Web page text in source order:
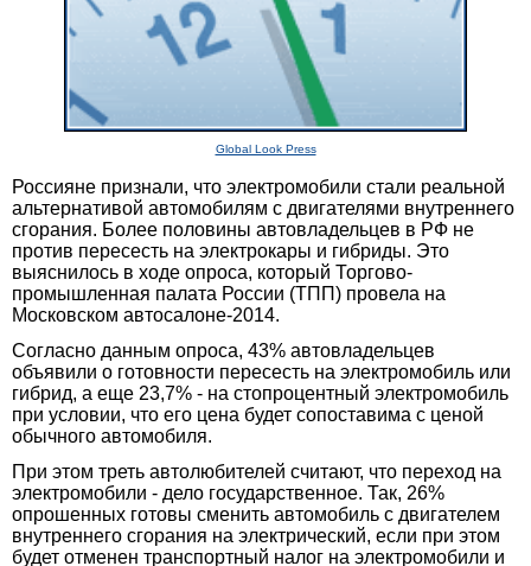
Global Look Press
Россияне признали, что электромобили стали реальной
альтернативой автомобилям с двигателями внутреннего
сгорания. Более половины автовладельцев в РФ не
против пересесть на электрокары и гибриды. Это
выяснилось в ходе опроса, который Торгово-
промышленная палата России (ТПП) провела на
Московском автосалоне-2014.
Согласно данным опроса, 43% автовладельцев
объявили о готовности пересесть на электромобиль или
гибрид, а еще 23,7% - на стопроцентный электромобиль
при условии, что его цена будет сопоставима с ценой
обычного автомобиля.
При этом треть автолюбителей считают, что переход на
электромобили - дело государственное. Так, 26%
опрошенных готовы сменить автомобиль с двигателем
внутреннего сгорания на электрический, если при этом
будет отменен транспортный налог на электромобили и